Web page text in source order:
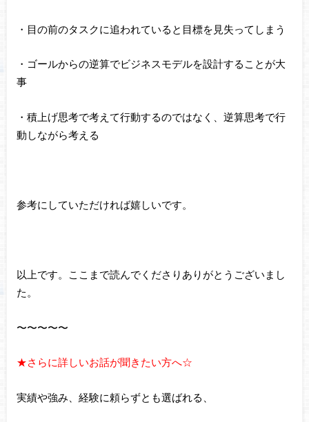
・目の前のタスクに追われていると目標を見失ってしまう
・ゴールからの逆算でビジネスモデルを設計することが大
事
・積上げ思考で考えて行動するのではなく、逆算思考で行
動しながら考える
参考にしていただければ嬉しいです。
以上です。ここまで読んでくださりありがとうございまし
た。
〜〜〜〜〜
★さらに詳しいお話が聞きたい方へ☆
実績や強み、経験に頼らずとも選ばれる、